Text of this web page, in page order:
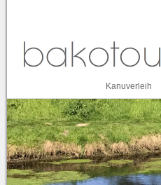
Kanuverleih